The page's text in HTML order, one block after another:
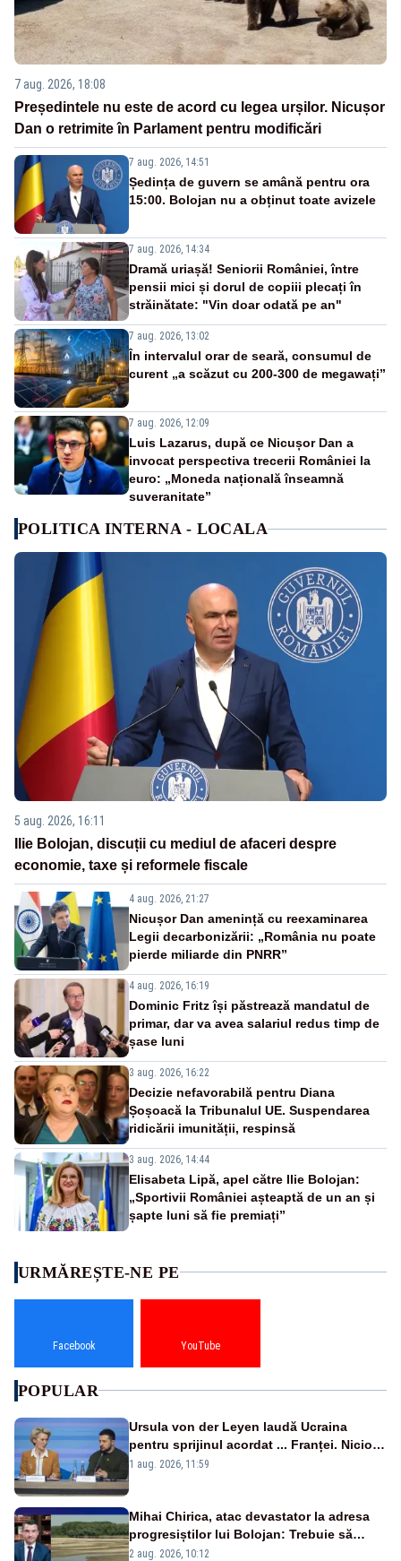
7 aug. 2026, 18:08
Președintele nu este de acord cu legea urșilor. Nicușor
Dan o retrimite în Parlament pentru modificări
7 aug. 2026, 14:51
Ședința de guvern se amână pentru ora
15:00. Bolojan nu a obținut toate avizele
7 aug. 2026, 14:34
Dramă uriașă! Seniorii României, între
pensii mici și dorul de copiii plecați în
străinătate: "Vin doar odată pe an"
7 aug. 2026, 13:02
În intervalul orar de seară, consumul de
curent „a scăzut cu 200-300 de megawați”
7 aug. 2026, 12:09
Luis Lazarus, după ce Nicușor Dan a
invocat perspectiva trecerii României la
euro: „Moneda națională înseamnă
suveranitate”
POLITICA INTERNA - LOCALA
5 aug. 2026, 16:11
Ilie Bolojan, discuții cu mediul de afaceri despre
economie, taxe și reformele fiscale
4 aug. 2026, 21:27
Nicușor Dan amenință cu reexaminarea
Legii decarbonizării: „România nu poate
pierde miliarde din PNRR”
4 aug. 2026, 16:19
Dominic Fritz își păstrează mandatul de
primar, dar va avea salariul redus timp de
șase luni
3 aug. 2026, 16:22
Decizie nefavorabilă pentru Diana
Șoșoacă la Tribunalul UE. Suspendarea
ridicării imunității, respinsă
3 aug. 2026, 14:44
Elisabeta Lipă, apel către Ilie Bolojan:
„Sportivii României așteaptă de un an și
șapte luni să fie premiați”
URMĂREȘTE-NE PE
Facebook YouTube
POPULAR
Ursula von der Leyen laudă Ucraina
pentru sprijinul acordat ... Franței. Nicio
reacție privind ajutorul energetic promis
1 aug. 2026, 11:59
Mihai Chirica, atac devastator la adresa
progresiștilor lui Bolojan: Trebuie să
protejăm și natura, dar nu șținem omaneii
2 aug. 2026, 10:12